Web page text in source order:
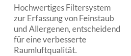
Hochwertiges Filtersystem
zur Erfassung von Feinstaub
und Allergenen, entscheidend
für eine verbesserte
Raumluftqualität.